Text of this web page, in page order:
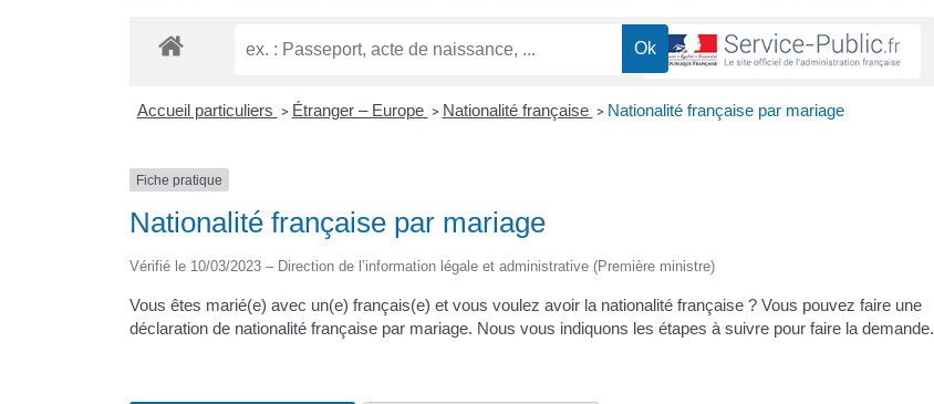
Accueil particuliers > Étranger – Europe > Nationalité française > Nationalité française par mariage
Fiche pratique
Nationalité française par mariage
Vérifié le 10/03/2023 – Direction de l’information légale et administrative (Première ministre)
Vous êtes marié(e) avec un(e) français(e) et vous voulez avoir la nationalité française ? Vous pouvez faire une
déclaration de nationalité française par mariage. Nous vous indiquons les étapes à suivre pour faire la demande.